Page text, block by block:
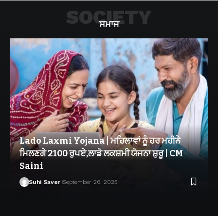
ਸਮਾਜ
SOCIETY
Lado Laxmi Yojana | ਮਹਿਲਾਵਾਂ ਨੂੰ ਹਰ ਮਹੀਨੇ
ਮਿਲਣਗੇ 2100 ਰੁਪਏ,ਲਾਡੋ ਲਕਸ਼ਮੀ ਯੋਜਨਾ ਸ਼ੁਰੂ | CM
Saini
Suhi Saver September 26, 2025